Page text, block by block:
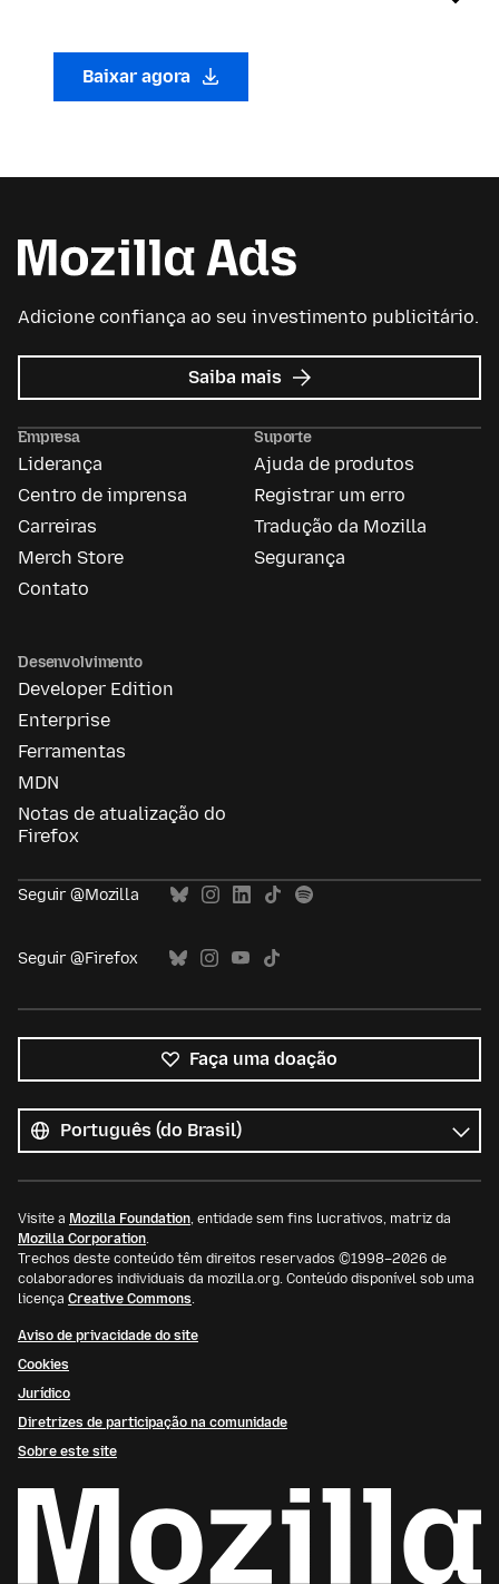
Baixar agora
Adicione confiança ao seu investimento publicitário.
Saiba mais sobre
Mozilla
Empresa
Liderança
Centro de imprensa
Carreiras
Merch Store
Contato
Suporte
Ajuda de produtos
Registrar um erro
Tradução da Mozilla
Segurança
Desenvolvimento
Developer Edition
Enterprise
Ferramentas
MDN
Notas de atualização do
Firefox
Seguir @Mozilla
Seguir @Firefox
Faça uma doação
os
idiomas
Idioma
Visite a Mozilla Foundation, entidade sem fins lucrativos, matriz da
Mozilla Corporation.
Trechos deste conteúdo têm direitos reservados ©1998–2026 de
colaboradores individuais da mozilla.org. Conteúdo disponível sob uma
licença Creative Commons.
Aviso de privacidade do site
Cookies
Jurídico
Diretrizes de participação na comunidade
Sobre este site